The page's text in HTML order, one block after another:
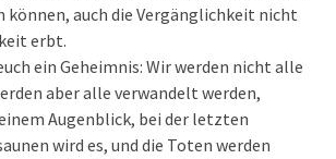
auch die Vergänglichkeit nicht
erbt.
ein Geheimnis: Wir werden nicht alle
aber alle verwandelt werden,
Augenblick, bei der letzten
wird es, und die Toten werden